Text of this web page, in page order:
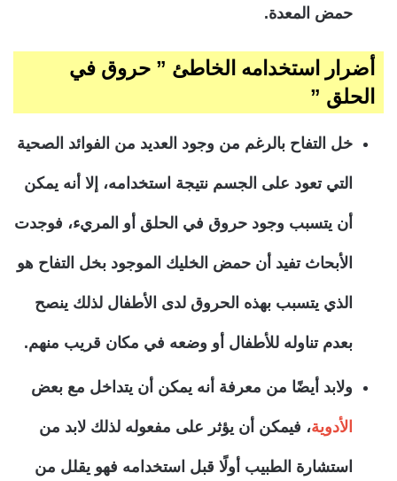
حمض المعدة.
أضرار استخدامه الخاطئ ” حروق في
الحلق ”
خل التفاح بالرغم من وجود العديد من الفوائد الصحية
التي تعود على الجسم نتيجة استخدامه، إلا أنه يمكن
أن يتسبب وجود حروق في الحلق أو المريء، فوجدت
الأبحاث تفيد أن حمض الخليك الموجود بخل التفاح هو
الذي يتسبب بهذه الحروق لدى الأطفال لذلك ينصح
بعدم تناوله للأطفال أو وضعه في مكان قريب منهم.
ولابد أيضًا من معرفة أنه يمكن أن يتداخل مع بعض
الأدوية، فيمكن أن يؤثر على مفعوله لذلك لابد من
استشارة الطبيب أولًا قبل استخدامه فهو يقلل من